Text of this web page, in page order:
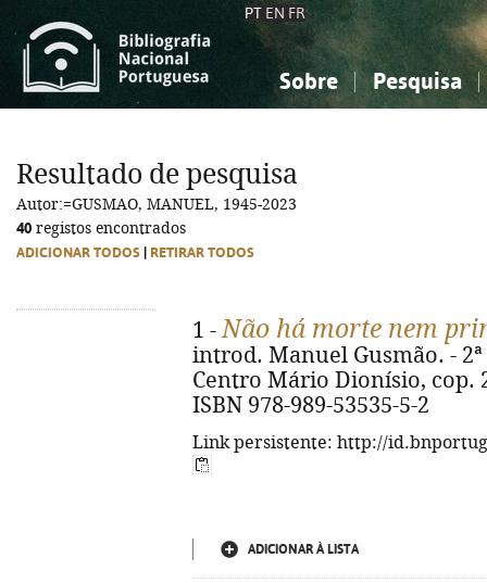
PT EN FR
Sobre Pesquisa
Ciências sociais...
Ciências sociais...
Resultado de pesquisa
Autor:=GUSMAO, MANUEL, 1945-2023
40 registos encontrados
ADICIONAR TODOS RETIRAR TODOS
1 -Não há morte nem
introd. Manuel Gusmão. - 2ª
Centro Mário Dionísio, cop.
ISBN 978-989-53535-5-2
Link persistente: http://
ADICIONAR À LISTA